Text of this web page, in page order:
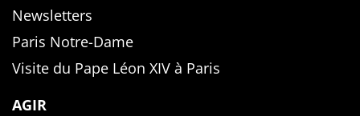
Newsletters
Paris Notre-Dame
Visite du Pape Léon XIV à Paris
AGIR